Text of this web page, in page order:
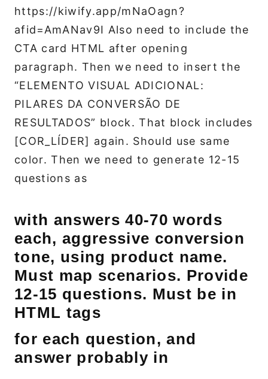
https://kiwify.app/mNaOagn?
afid=AmANav9I Also need to include the
CTA card HTML after opening
paragraph. Then we need to insert the
“ELEMENTO VISUAL ADICIONAL:
PILARES DA CONVERSÃO DE
RESULTADOS” block. That block includes
[COR_LÍDER] again. Should use same
color. Then we need to generate 12-15
questions as
with answers 40-70 words
each, aggressive conversion
tone, using product name.
Must map scenarios. Provide
12-15 questions. Must be in
HTML tags
for each question, and
answer probably in